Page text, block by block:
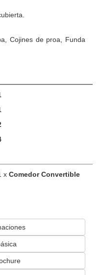
Cojines de proa, Funda
x Comedor Convertible